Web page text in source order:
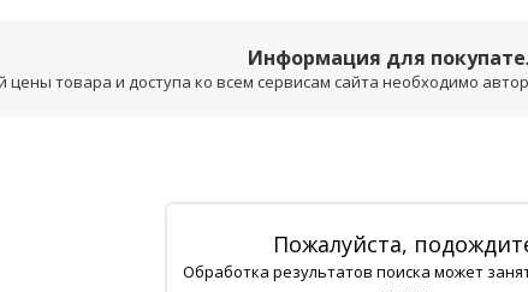
Информация для
цены товара и доступа ко всем сервисам сайта необходимо
Пожалуйста,
Обработка результатов поиска может